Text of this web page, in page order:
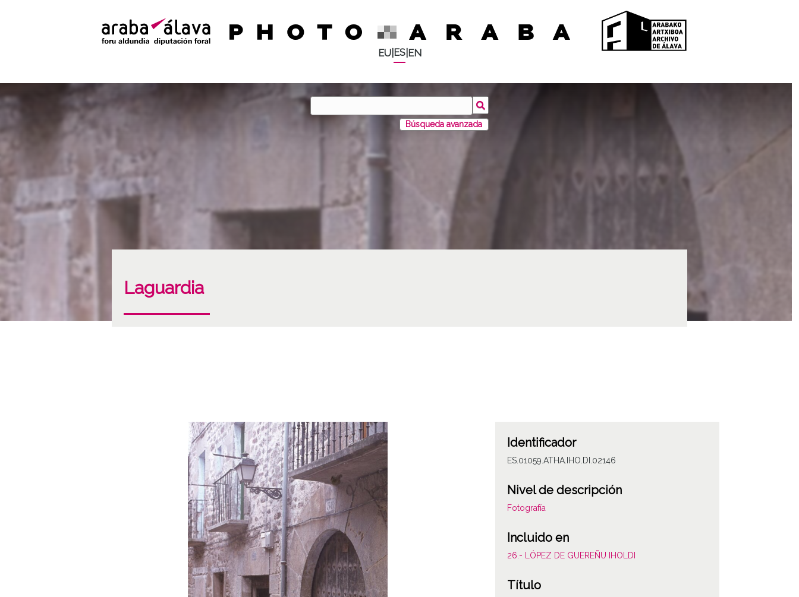
EU| ES| EN
Búsqueda avanzada
Laguardia
Identificador
ES.01059.ATHA.IHO.DI.02146
Nivel de descripción
Fotografía
Incluido en
26.- LÓPEZ DE GUEREÑU IHOLDI
Título